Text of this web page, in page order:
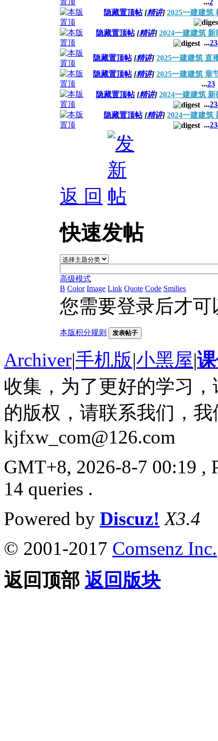
隐藏置顶帖 [精讲] 2025一建建筑
隐藏置顶帖 [精讲] 2024一建建筑
...23
隐藏置顶帖 [精讲] 2025一建建筑 直
隐藏置顶帖 [精讲] 2025一建建筑 章
...23
隐藏置顶帖 [精讲] 2024一建建筑
...23
隐藏置顶帖 [精讲] 2024一建建筑
...23
返 回
快速发帖
高级模式
B Color Image Link Quote Code Smilies
您需要登录后才
本版积分规则 发表帖子
Archiver|手机版|小黑屋|
收集，为了更好的学习
的版权，请联系我们，
kjfxw_com@126.com
GMT+8, 2026-8-7 00:19 ,
14 queries .
Powered by Discuz! X3.4
© 2001-2017 Comsenz Inc.
返回顶部 返回版块